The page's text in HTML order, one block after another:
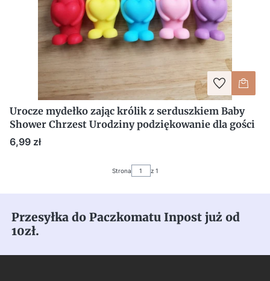
Urocze mydełko zając królik z serduszkiem Baby
Shower Chrzest Urodziny podziękowanie dla gości
Cena
6,99 zł
Strona z 1
Przesyłka do Paczkomatu Inpost już od
10zł.